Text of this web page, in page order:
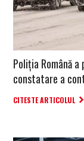
Poliția Română
constatare a
CITESTE ARTICOLUL